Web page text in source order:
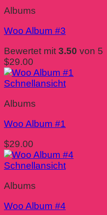
Albums
Woo Album #3
Bewertet mit 3.50 von 5
$29.00
Schnellansicht
Albums
Woo Album #1
$29.00
Schnellansicht
Albums
Woo Album #4